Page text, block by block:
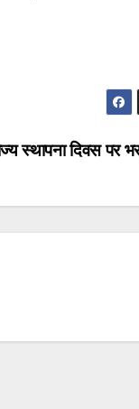
स्थापना दिवस पर